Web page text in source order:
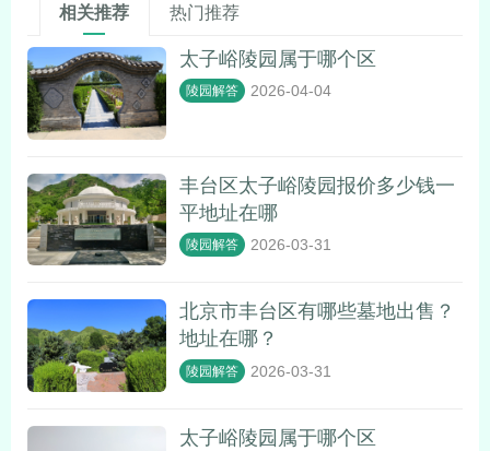
相关推荐 热门推荐
太子峪陵园属于哪个区
陵园解答 2026-04-04
丰台区太子峪陵园报价多少钱一
平地址在哪
陵园解答 2026-03-31
北京市丰台区有哪些墓地出售？
地址在哪？
陵园解答 2026-03-31
太子峪陵园属于哪个区